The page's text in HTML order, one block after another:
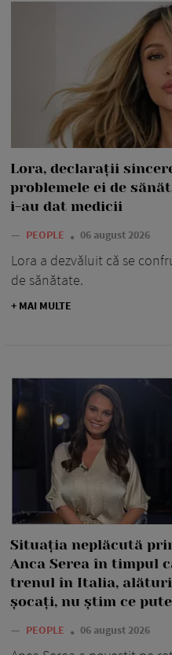
Lora, declarații
problemele ei de
i-au dat medicii
— PEOPLE 06 august 2026
Lora a dezvăluit că se
de sănătate.
+ MAI MULTE
Situația neplăcută
Anca Serea în timpul
trenul în Italia, alături
șocați, nu știm ce
— PEOPLE 06 august 2026